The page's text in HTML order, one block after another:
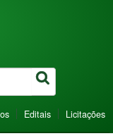
Editais Licitações